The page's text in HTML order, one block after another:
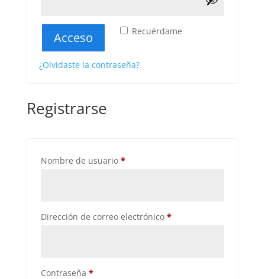
Recuérdame
Acceso
¿Olvidaste la contraseña?
Registrarse
Nombre de usuario *Obligatorio
Dirección de correo electrónico *Obligatorio
Contraseña *Obligatorio